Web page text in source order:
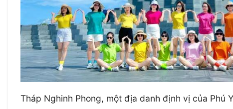
Tháp Nghinh Phong, một địa danh định vị của